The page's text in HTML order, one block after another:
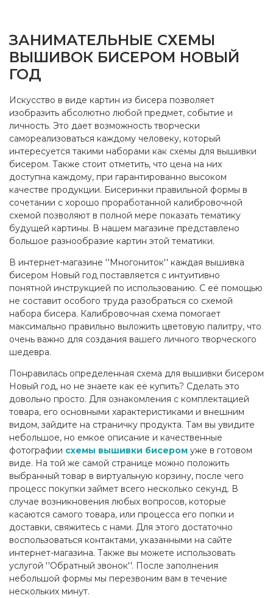
Материал
габардин,
продублированный
ЗАНИМАТЕЛЬНЫЕ СХЕМЫ
ВЫШИВОК БИСЕРОМ НОВЫЙ
ГОД
Искусство в виде картин из бисера позволяет
изобразить абсолютно любой предмет, событие и
личность. Это дает возможность творчески
самореализоваться каждому человеку, который
интересуется такими наборами как схемы для вышивки
бисером. Также стоит отметить, что цена на них
доступна каждому, при гарантированно высоком
качестве продукции. Бисеринки правильной формы в
сочетании с хорошо проработанной калибровочной
схемой позволяют в полной мере показать тематику
будущей картины. В нашем магазине представлено
большое разнообразие картин этой тематики.
В интернет-магазине ''Многониток'' каждая вышивка
бисером Новый год поставляется с интуитивно
понятной инструкцией по использованию. С её помощью
не составит особого труда разобраться со схемой
набора бисера. Калибровочная схема помогает
максимально правильно выложить цветовую палитру, что
очень важно для создания вашего личного творческого
шедевра.
Понравилась определенная схема для вышивки бисером
Новый год, но не знаете как её купить? Сделать это
довольно просто. Для ознакомления с комплектацией
товара, его основными характеристиками и внешним
видом, зайдите на страничку продукта. Там вы увидите
небольшое, но емкое описание и качественные
фотографии схемы вышивки бисером уже в готовом
виде. На той же самой странице можно положить
выбранный товар в виртуальную корзину, после чего
процесс покупки займет всего несколько секунд. В
случае возникновения любых вопросов, которые
касаются самого товара, или процесса его попки и
доставки, свяжитесь с нами. Для этого достаточно
воспользоваться контактами, указанными на сайте
интернет-магазина. Также вы можете использовать
услугой ''Обратный звонок''. После заполнения
небольшой формы мы перезвоним вам в течение
нескольких минут.